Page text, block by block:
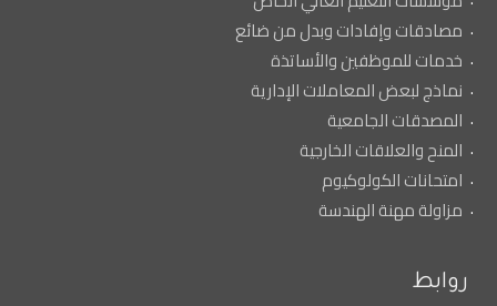
مصادقات وإفادات وبدل من ضائع
خدمات للموظفين والأساتذة
نماذج لبعض المعاملات الإدارية
المصدقات الجامعية
المنح والعلاقات الخارجية
امتحانات الكولوكيوم
مزاولة مهنة الهندسة
روابط